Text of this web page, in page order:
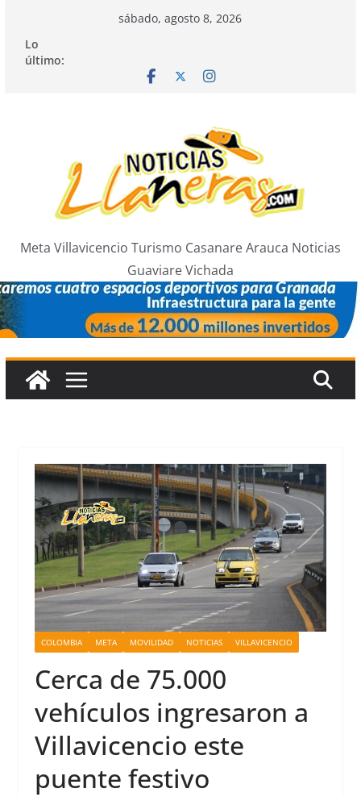
contenido
sábado, agosto 8, 2026
Lo
último:
Meta Villavicencio Turismo Casanare Arauca Noticias
Guaviare Vichada
COLOMBIA META MOVILIDAD NOTICIAS VILLAVICENCIO
Cerca de 75.000
vehículos ingresaron a
Villavicencio este
puente festivo